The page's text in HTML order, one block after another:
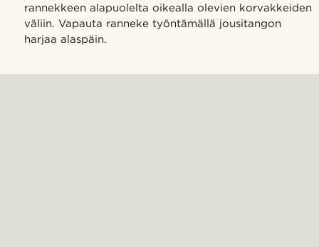
rannekkeen alapuolelta oikealla olevien korvakkeiden
väliin. Vapauta ranneke työntämällä jousitangon
harjaa alaspäin.